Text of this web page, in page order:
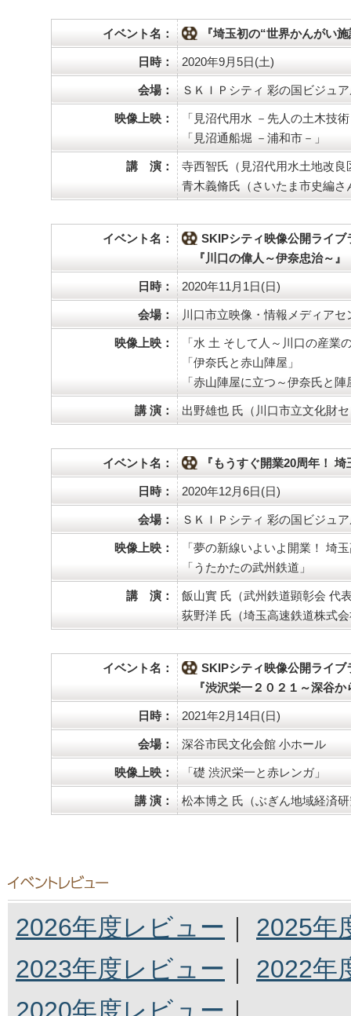
イベント名： 『埼玉初の“世界かんがい
日時： 2020年9月5日(土)
会場： ＳＫＩＰシティ 彩の国ビジュ
映像上映：
「見沼代用水 －先人の土木技
「見沼通船堀 －浦和市－」
講 演：
寺西智氏（見沼代用水土地改良
青木義脩氏（さいたま市史編さ
イベント名：
SKIPシティ映像公開ライブ
『川口の偉人～伊奈忠治～』
日時： 2020年11月1日(日)
会場： 川口市立映像・情報メディア
映像上映：
「水 土 そして人～川口の産業
「伊奈氏と赤山陣屋」
「赤山陣屋に立つ～伊奈氏と陣
講 演： 出野雄也 氏（川口市立文化財
イベント名： 『もうすぐ開業20周年！
日時： 2020年12月6日(日)
会場： ＳＫＩＰシティ 彩の国ビジュ
映像上映：
「夢の新線いよいよ開業！ 埼
「うたかたの武州鉄道」
講 演：
飯山實 氏（武州鉄道顕彰会 代
荻野洋 氏（埼玉高速鉄道株式
イベント名：
SKIPシティ映像公開ライブ
『渋沢栄一２０２１～深谷か
日時： 2021年2月14日(日)
会場： 深谷市民文化会館 小ホール
映像上映： 「礎 渋沢栄一と赤レンガ」
講 演： 松本博之 氏（ぶぎん地域経済
2026年度レビュー
2025年
2023年度レビュー
2022年